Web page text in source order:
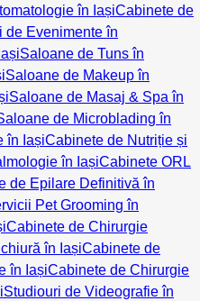
în IașiCabinete de
de Evenimente în
Saloane de Tuns în
Saloane de Makeup în
Saloane de Masaj & Spa în
de Microblading în
în IașiCabinete de Nutriție și
în IașiCabinete ORL
de Epilare Definitivă în
Pet Grooming în
Cabinete de Chirurgie
în IașiCabinete de
în IașiCabinete de Chirurgie
Studiouri de Videografie în